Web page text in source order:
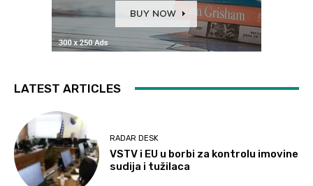
LATEST ARTICLES
RADAR DESK
VSTV i EU u borbi za kontrolu imovine
sudija i tužilaca